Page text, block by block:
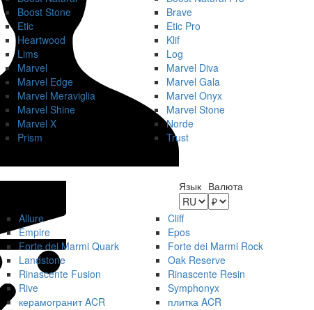
Boost Stone
Etic
Heartwood
Lims
Marvel
Marvel Edge
Marvel Meraviglia
Marvel Shine
Marvel X
Prism
Brave
Etic Pro
Klif
Log
Marvel Diva
Marvel Gala
Marvel Onyx
Marvel Stone
Norde
Trust
Allure
Empire
Forte dei Marmi Quark
Landstone
Rinascente Fusion
Rive
керамогранит ACR
Cliff
Epos
Forte dei Marmi Rock
Oak Reserve
Rinascente Resin
Symphonyx
плитка ACR
Язык Валюта